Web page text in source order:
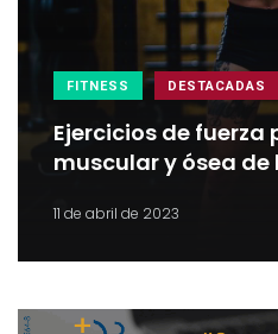
FITNESS DESTACADAS
Ejercicios de
muscular y ósea de
11 de abril de 2023